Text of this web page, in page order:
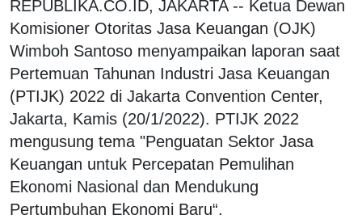
REPUBLIKA.CO.ID, JAKARTA -- Ketua Dewan
Komisioner Otoritas Jasa Keuangan (OJK)
Wimboh Santoso menyampaikan laporan saat
Pertemuan Tahunan Industri Jasa Keuangan
(PTIJK) 2022 di Jakarta Convention Center,
Jakarta, Kamis (20/1/2022). PTIJK 2022
mengusung tema "Penguatan Sektor Jasa
Keuangan untuk Percepatan Pemulihan
Ekonomi Nasional dan Mendukung
Pertumbuhan Ekonomi Baru“.